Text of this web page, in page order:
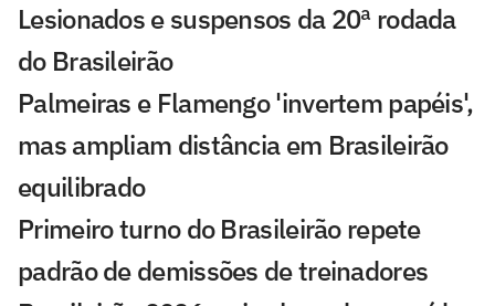
Lesionados e suspensos da 20ª rodada
do Brasileirão
Palmeiras e Flamengo 'invertem papéis',
mas ampliam distância em Brasileirão
equilibrado
Primeiro turno do Brasileirão repete
padrão de demissões de treinadores